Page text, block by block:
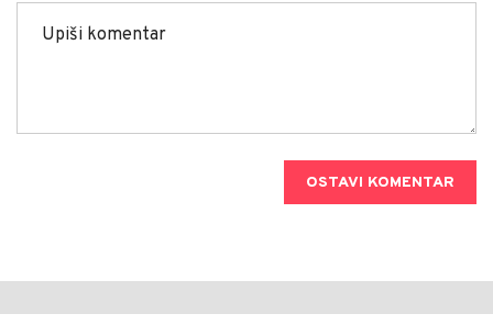
OSTAVI KOMENTAR